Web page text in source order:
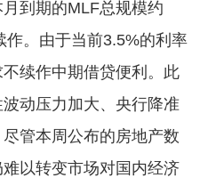
到期的MLF总规模约
作。由于当前3.5%的利率
续作中期借贷便利。此
动压力加大、央行降准
管本周公布的房地产数
以转变市场对国内经济